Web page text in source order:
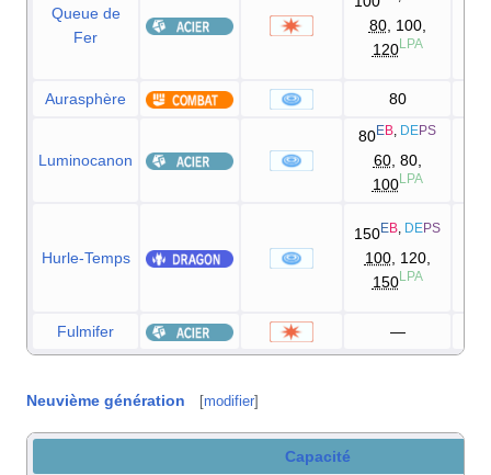
Queue de
Fer
80, 100,
120LPA
Aurasphère 80
Luminocanon
80EB DEPS
60, 80,
100LPA
Hurle-Temps
150EB DEPS
100, 120,
150LPA
Fulmifer —
Neuvième génération [modifier]
Capacité